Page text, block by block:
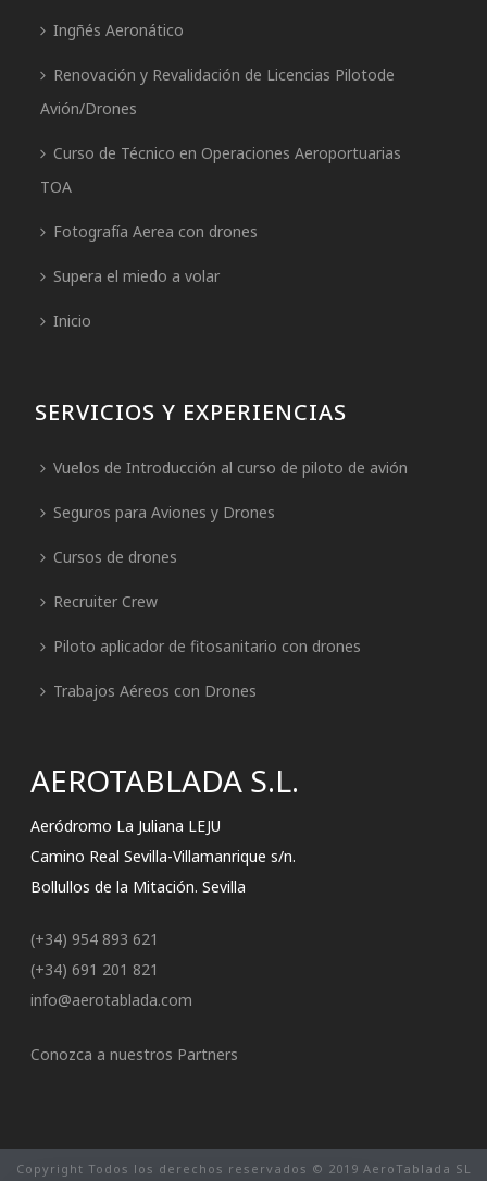
Ingñés Aeronático
Renovación y Revalidación de Licencias Pilotode
Avión/Drones
Curso de Técnico en Operaciones Aeroportuarias
TOA
Fotografía Aerea con drones
Supera el miedo a volar
Inicio
SERVICIOS Y EXPERIENCIAS
Vuelos de Introducción al curso de piloto de avión
Seguros para Aviones y Drones
Cursos de drones
Recruiter Crew
Piloto aplicador de fitosanitario con drones
Trabajos Aéreos con Drones
AEROTABLADA S.L.
Aeródromo La Juliana LEJU
Camino Real Sevilla-Villamanrique s/n.
Bollullos de la Mitación. Sevilla
(+34) 954 893 621
(+34) 691 201 821
info@aerotablada.com
Conozca a nuestros Partners
Copyright Todos los derechos reservados © 2019 AeroTablada SL